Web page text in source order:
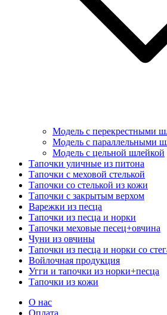
Модель с перекрестными
Модель с параллельными
Модель с цельной шлейкой
Тапочки уличные из питона
Тапочки с меховой стелькой
Тапочки со стелькой из кожи
Тапочки с закрытым верхом
Варежки из песца
Тапочки из песца и норки
Тапочки меховые песец+овчина
Чуни из овчины
Тапочки из песца и норки со
Войлочная продукция
Угги и тапочки из норки+песца
Тапочки из кожи
О нас
Оплата